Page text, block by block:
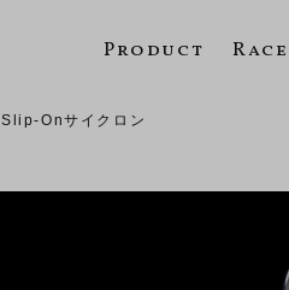
Product Race
Slip-Onサイクロン